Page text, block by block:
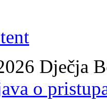
Dječja
o